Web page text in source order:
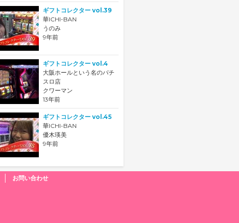
ギフトコレクター vol.39
華ICHI-BAN
うのみ
9年前
ギフトコレクター vol.4
大阪ホールという名のパチ
スロ店
クワーマン
13年前
ギフトコレクター vol.45
華ICHI-BAN
優木瑛美
9年前
お問い合わせ